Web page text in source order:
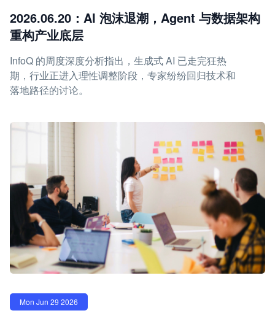
2026.06.20：AI 泡沫退潮，Agent 与数据架构
重构产业底层
InfoQ 的周度深度分析指出，生成式 AI 已走完狂热
期，行业正进入理性调整阶段，专家纷纷回归技术和
落地路径的讨论。
Mon Jun 29 2026